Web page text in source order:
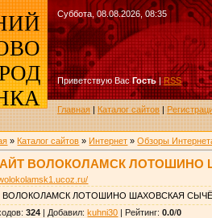
Суббота, 08.08.2026, 08:35
Приветствую Вас Гость|RSS
Главная|Каталог сайтов|
» Каталог сайтов » Интернет »Обзоры
ВОЛОКОЛАМСК ЛОТОШИНО
ВОЛОКОЛАМСК ЛОТОШИНО ШАХОВСКАЯ
:324 | Добавил:kuhni30 | Рейтинг:0.0/0